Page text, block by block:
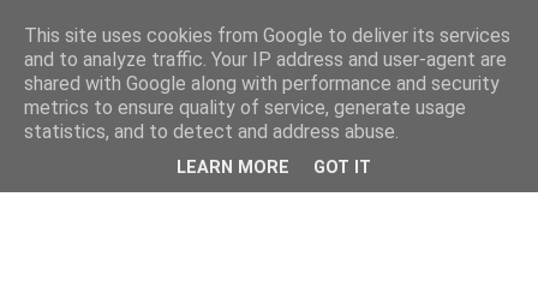
This site uses cookies from Google to deliver its services
and to analyze traffic. Your IP address and user-agent are
shared with Google along with performance and security
metrics to ensure quality of service, generate usage
statistics, and to detect and address abuse.
LEARN MORE GOT IT